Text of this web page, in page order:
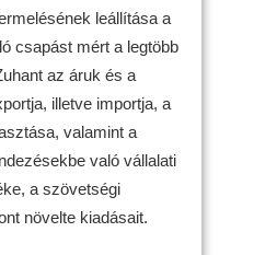
leállítása a
csapást mért a legtöbb
az áruk és a
illetve importja, a
valamint a
való vállalati
a szövetségi
növelte kiadásait.